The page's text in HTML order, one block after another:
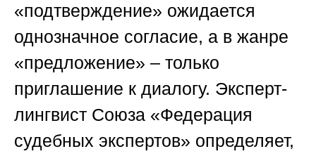
«подтверждение» ожидается
однозначное согласие, а в жанре
«предложение» – только
приглашение к диалогу. Эксперт-
лингвист Союза «Федерация
судебных экспертов» определяет,